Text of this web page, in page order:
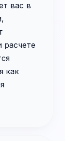
вас в
расчете
как